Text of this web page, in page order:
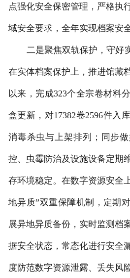
点强化安全保密管理，严格执
域安全要求，全年实现档案安全
二是聚焦双轨保护，守好
在实体档案保护上，推进馆藏
以来，完成323个全宗卷材料
盒更新，对17382卷2596件入
消毒杀虫与上架排列；同步
控、虫霉防治及设施设备定期
存环境稳定。在数字资源安全
地异质”双重保障机制，定期
展异地异质备份，实时监测档
据安全状态，常态化进行安全
度防范数字资源泄露、丢失风